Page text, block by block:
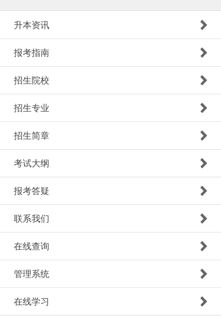
升本资讯
报考指南
招生院校
招生专业
招生简章
考试大纲
报考答疑
联系我们
在线查询
管理系统
在线学习